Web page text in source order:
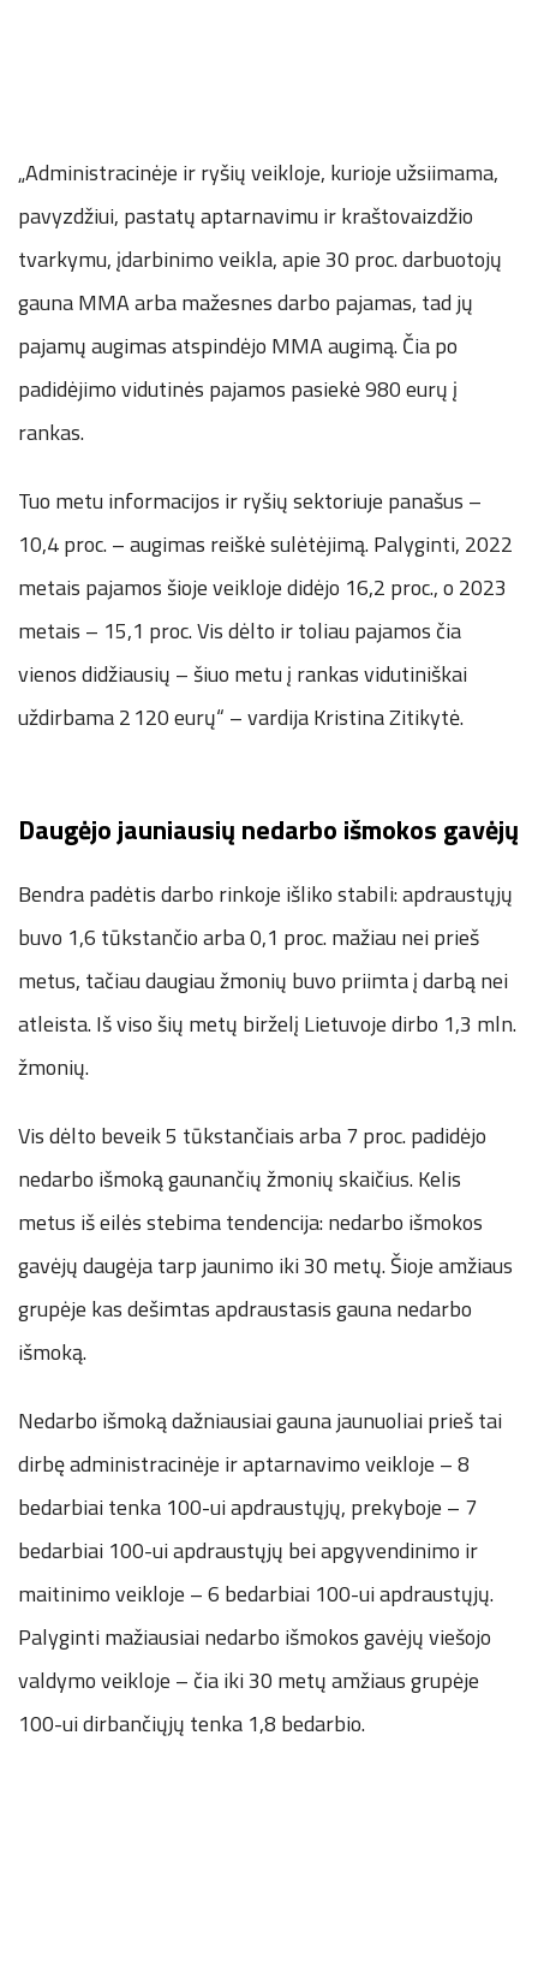
„Administracinėje ir ryšių veikloje, kurioje užsiimama,
pavyzdžiui, pastatų aptarnavimu ir kraštovaizdžio
tvarkymu, įdarbinimo veikla, apie 30 proc. darbuotojų
gauna MMA arba mažesnes darbo pajamas, tad jų
pajamų augimas atspindėjo MMA augimą. Čia po
padidėjimo vidutinės pajamos pasiekė 980 eurų į
rankas.
Tuo metu informacijos ir ryšių sektoriuje panašus –
10,4 proc. – augimas reiškė sulėtėjimą. Palyginti, 2022
metais pajamos šioje veikloje didėjo 16,2 proc., o 2023
metais – 15,1 proc. Vis dėlto ir toliau pajamos čia
vienos didžiausių – šiuo metu į rankas vidutiniškai
uždirbama 2 120 eurų“ – vardija Kristina Zitikytė.
Daugėjo jauniausių nedarbo išmokos gavėjų
Bendra padėtis darbo rinkoje išliko stabili: apdraustųjų
buvo 1,6 tūkstančio arba 0,1 proc. mažiau nei prieš
metus, tačiau daugiau žmonių buvo priimta į darbą nei
atleista. Iš viso šių metų birželį Lietuvoje dirbo 1,3 mln.
žmonių.
Vis dėlto beveik 5 tūkstančiais arba 7 proc. padidėjo
nedarbo išmoką gaunančių žmonių skaičius. Kelis
metus iš eilės stebima tendencija: nedarbo išmokos
gavėjų daugėja tarp jaunimo iki 30 metų. Šioje amžiaus
grupėje kas dešimtas apdraustasis gauna nedarbo
išmoką.
Nedarbo išmoką dažniausiai gauna jaunuoliai prieš tai
dirbę administracinėje ir aptarnavimo veikloje – 8
bedarbiai tenka 100-ui apdraustųjų, prekyboje – 7
bedarbiai 100-ui apdraustųjų bei apgyvendinimo ir
maitinimo veikloje – 6 bedarbiai 100-ui apdraustųjų.
Palyginti mažiausiai nedarbo išmokos gavėjų viešojo
valdymo veikloje – čia iki 30 metų amžiaus grupėje
100-ui dirbančiųjų tenka 1,8 bedarbio.